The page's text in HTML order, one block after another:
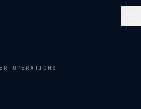
OPERATIONS